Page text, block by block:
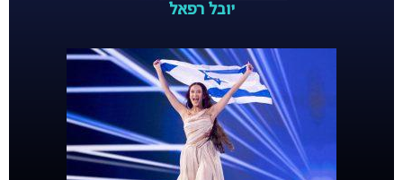
יובל רפאל